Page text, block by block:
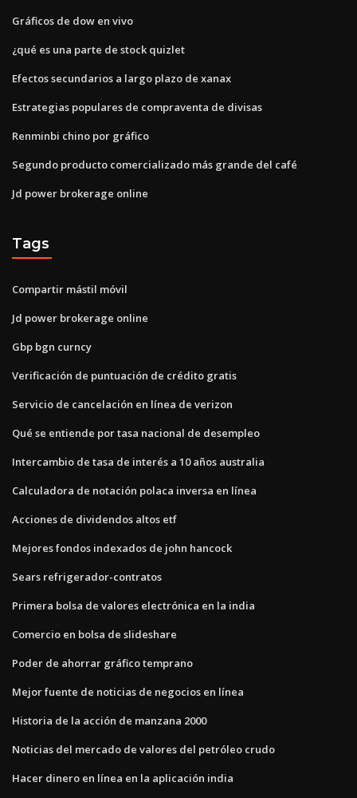
Gráficos de dow en vivo
¿qué es una parte de stock quizlet
Efectos secundarios a largo plazo de xanax
Estrategias populares de compraventa de divisas
Renminbi chino por gráfico
Segundo producto comercializado más grande del café
Jd power brokerage online
Tags
Compartir mástil móvil
Jd power brokerage online
Gbp bgn curncy
Verificación de puntuación de crédito gratis
Servicio de cancelación en línea de verizon
Qué se entiende por tasa nacional de desempleo
Intercambio de tasa de interés a 10 años australia
Calculadora de notación polaca inversa en línea
Acciones de dividendos altos etf
Mejores fondos indexados de john hancock
Sears refrigerador-contratos
Primera bolsa de valores electrónica en la india
Comercio en bolsa de slideshare
Poder de ahorrar gráfico temprano
Mejor fuente de noticias de negocios en línea
Historia de la acción de manzana 2000
Noticias del mercado de valores del petróleo crudo
Hacer dinero en línea en la aplicación india